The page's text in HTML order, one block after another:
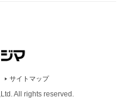
サイトマップ
All rights reserved.